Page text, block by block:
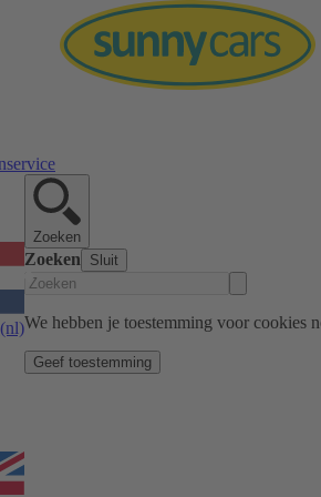
(nl)
Zoeken
Zoeken Sluit
We hebben je toestemming voor cookies
Geef toestemming